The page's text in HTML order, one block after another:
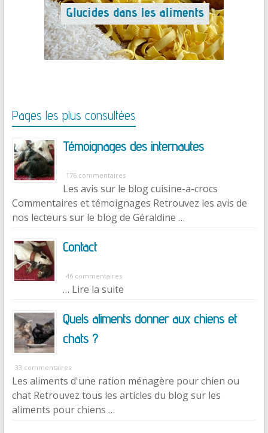
Pages les plus consultées
Témoignages des internautes
176 commentaires
Les avis sur le blog cuisine-a-crocs
Commentaires et témoignages Retrouvez les avis de
nos lecteurs sur le blog de Géraldine …
Contact
46 commentaires
… Lire la suite
Quels aliments donner aux chiens et
chats ?
33 commentaires
Les aliments d'une ration ménagère pour chien ou
chat Retrouvez tous les articles du blog sur les
aliments pour chiens …